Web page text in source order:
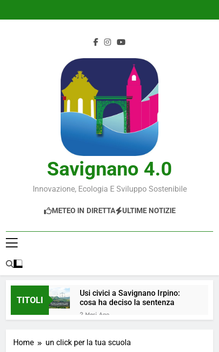
Savignano 4.0
Innovazione, Ecologia E Sviluppo Sostenibile
METEO IN DIRETTA ULTIME NOTIZIE
TITOLI
Usi civici a Savignano Irpino:
cosa ha deciso la sentenza
2 Mesi Ago
4 Mesi Ago
Home un click per la tua scuola